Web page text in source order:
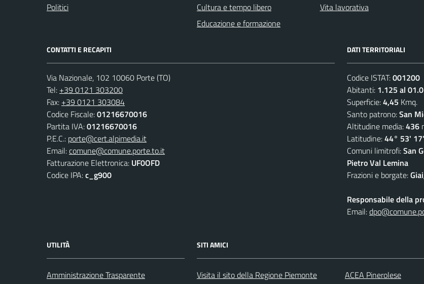
Politici
Cultura e tempo libero
Educazione e formazione
Vita lavorativa
CONTATTI E RECAPITI
Via Nazionale, 102 10060 Porte (TO)
Tel: +39 0121 303200
Fax: +39 0121 303084
Codice Fiscale:01216670016
Partita IVA:01216670016
P.E.C.: porte@cert.alpimedia.it
Email:comune@comune.porte.to.it
Fatturazione Elettronica: UF0OFD
Codice IPA:c_g900
DATI TERRITORIALI
Codice ISTAT:001200
Abitanti: 1.125 al
Superficie:4,45 Kmq.
Santo patrono:San
Altitudine media:436
Latitudine:44° 53'
Comuni limitrofi:San
Pietro Val Lemina
Frazioni e borgate:
Responsabile della
Email:
UTILITÀ
Amministrazione Trasparente
SITI AMICI
Visita il sito della Regione Piemonte
ACEA Pinerolese